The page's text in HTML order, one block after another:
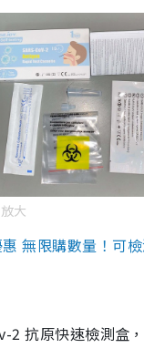
大
無限購數量！可
抗原快速檢測盒